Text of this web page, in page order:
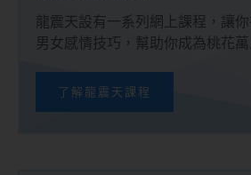
龍震天設有一系列網上課程，讓
男女感情技巧，幫助你成為桃花萬
了解龍震天課程